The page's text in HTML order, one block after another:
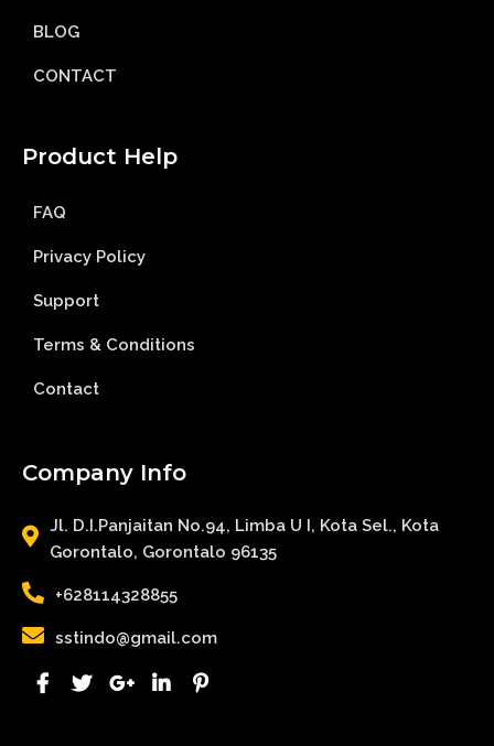
BLOG
CONTACT
Product Help
FAQ
Privacy Policy
Support
Terms & Conditions
Contact
Company Info
Jl. D.I.Panjaitan No.94, Limba U I, Kota Sel., Kota
Gorontalo, Gorontalo 96135
+628114328855
sstindo@gmail.com